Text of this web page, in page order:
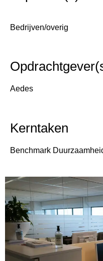
Bedrijven/overig
Aedes
Kerntaken
Benchmark